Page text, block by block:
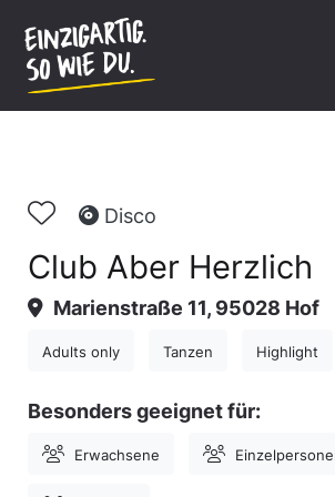
springen
Disco
Club Aber Herzlich
Marienstraße 11, 95028 Hof
Adults only Tanzen Highlight
Besonders geeignet für:
Erwachsene